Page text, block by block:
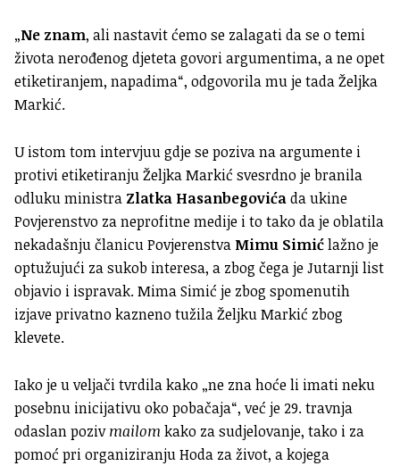
„Ne znam, ali nastavit ćemo se zalagati da se o temi
života nerođenog djeteta govori argumentima, a ne opet
etiketiranjem, napadima“, odgovorila mu je tada Željka
Markić.
U istom tom intervjuu gdje se poziva na argumente i
protivi etiketiranju Željka Markić svesrdno je branila
odluku ministra Zlatka Hasanbegovićada ukine
Povjerenstvo za neprofitne medije i to tako da je oblatila
nekadašnju članicu Povjerenstva Mimu Simićlažno je
optužujući za sukob interesa, a zbog čega je Jutarnji list
objavio i ispravak. Mima Simić je zbog spomenutih
izjave privatno kazneno tužila Željku Markić zbog
klevete.
Iako je u veljači tvrdila kako „ne zna hoće li imati neku
posebnu inicijativu oko pobačaja“, već je 29. travnja
odaslan pozivmailom kako za sudjelovanje, tako i za
pomoć pri organiziranju Hoda za život, a kojega